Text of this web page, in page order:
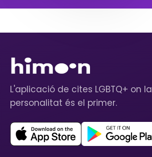
L'aplicació de cites LGBTQ+ on la
personalitat és el primer.